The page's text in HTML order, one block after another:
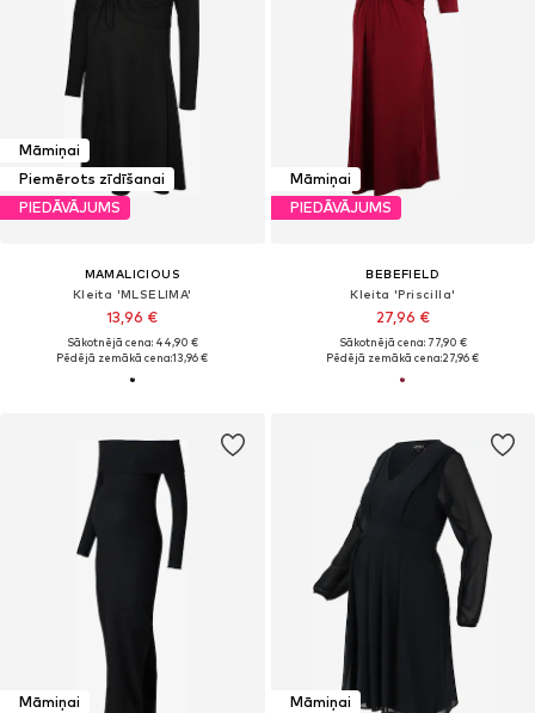
Māmiņai
Piemērots zīdīšanai
PIEDĀVĀJUMS
MAMALICIOUS
Kleita 'MLSELIMA'
13,96 €
Sākotnējā cena: 44,90 €
Pēdējā zemākā cena:13,96 €
Māmiņai
PIEDĀVĀJUMS
BEBEFIELD
Kleita 'Priscilla'
27,96 €
Sākotnējā cena: 77,90 €
Pēdējā zemākā cena:27,96 €
Māmiņai
Māmiņai